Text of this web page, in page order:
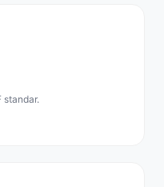
standar.